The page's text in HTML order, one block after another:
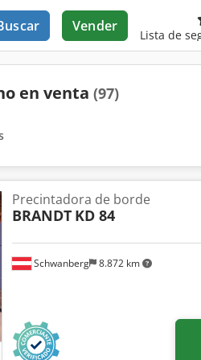
Vender
Lista de
en venta (97)
Schwanberg 8.872 km
Precintadora de borde
BRANDT KD 84